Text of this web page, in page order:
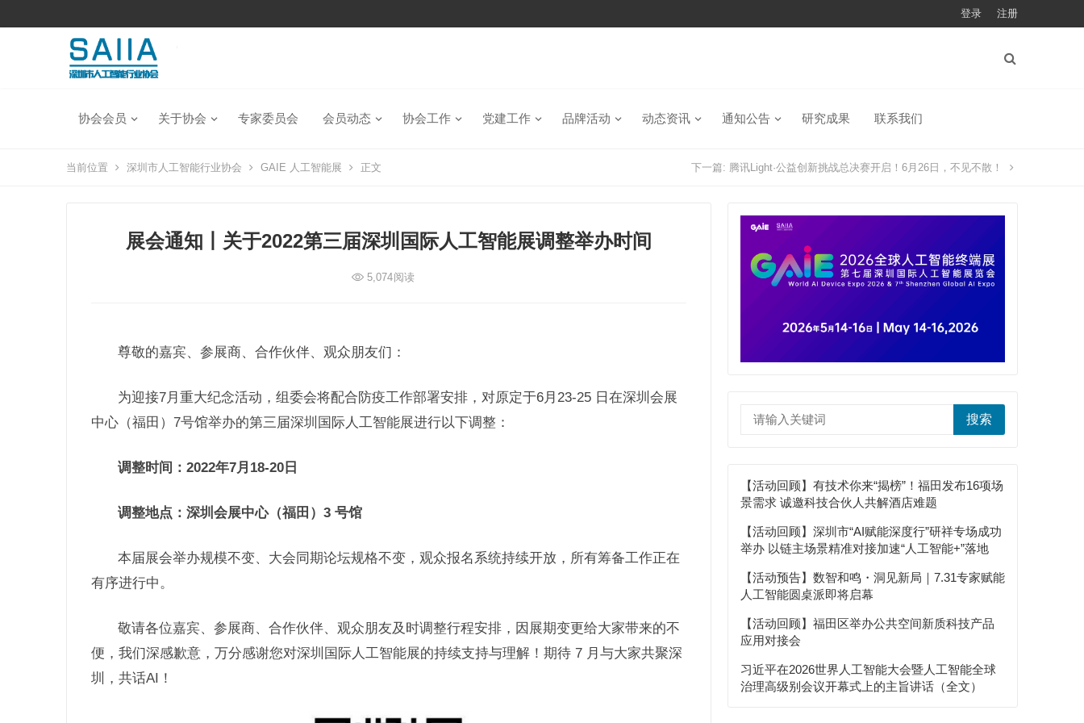
登录 注册
协会会员 关于协会 专家委员会 会员动态 协会工作 党建工作 品牌活动 动态资讯 通知公告 研究成果 联系我们
当前位置 深圳市人工智能行业协会 GAIE 人工智能展 正文 下一篇: 腾讯Light·公益创新挑战总决赛开启！6月26日，不见不散！
展会通知丨关于2022第三届深圳国际人工智能展调整举办时间
5,074阅读
尊敬的嘉宾、参展商、合作伙伴、观众朋友们：
为迎接7月重大纪念活动，组委会将配合防疫工作部署安排，对原定于6月23-25 日在深圳会展
中心（福田）7号馆举办的第三届深圳国际人工智能展进行以下调整：
调整时间：2022年7月18-20日
调整地点：深圳会展中心（福田）3 号馆
本届展会举办规模不变、大会同期论坛规格不变，观众报名系统持续开放，所有筹备工作正在
有序进行中。
敬请各位嘉宾、参展商、合作伙伴、观众朋友及时调整行程安排，因展期变更给大家带来的不
便，我们深感歉意，万分感谢您对深圳国际人工智能展的持续支持与理解！期待 7 月与大家共聚深
圳，共话AI！
搜索
【活动回顾】有技术你来“揭榜”！福田发布16项场
景需求 诚邀科技合伙人共解酒店难题
【活动回顾】深圳市“AI赋能深度行”研祥专场成功
举办 以链主场景精准对接加速“人工智能+”落地
【活动预告】数智和鸣・洞见新局｜7.31专家赋能
人工智能圆桌派即将启幕
【活动回顾】福田区举办公共空间新质科技产品
应用对接会
习近平在2026世界人工智能大会暨人工智能全球
治理高级别会议开幕式上的主旨讲话（全文）